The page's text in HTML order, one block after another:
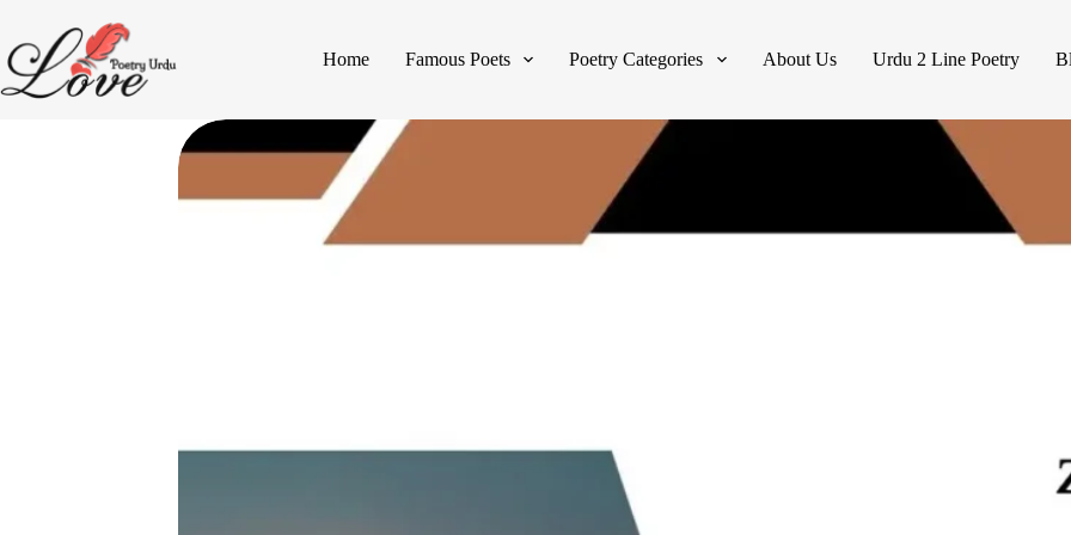
Home Famous Poets Poetry Categories About Us Urdu 2 Line Poetry